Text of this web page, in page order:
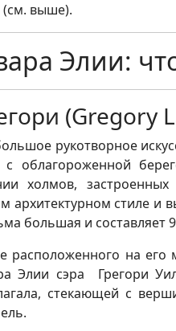
(см. выше).
Элии:
(Gregory
рукотворное
облагороженной
холмов, застроенных
архитектурном стиле и
большая и составляет
расположенного на его
Элии сэра Грегори
стекающей с